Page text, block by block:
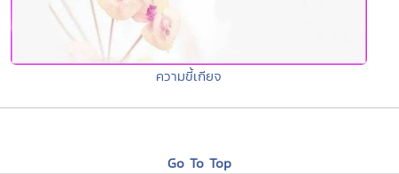
ความขี้เกียจ
Go To Top